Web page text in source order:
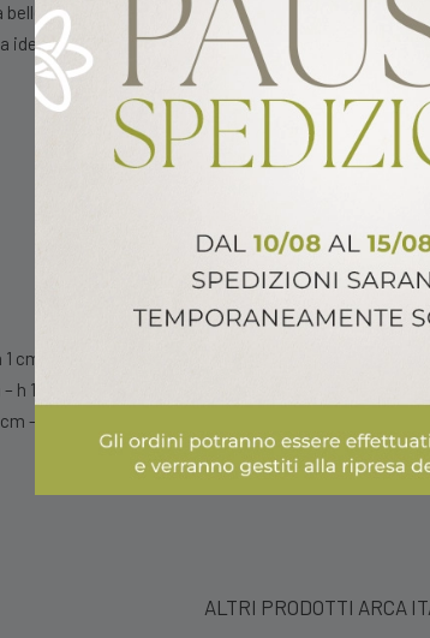
nel tempo)
idea regalo per gli amanti della
cm
h 1 cm
– h 1 cm
ALTRI PRODOTTI ARCA